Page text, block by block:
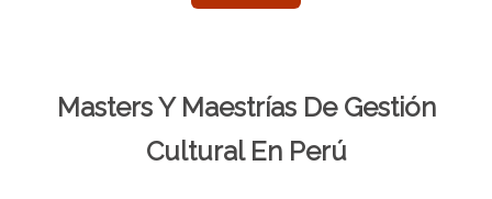
Masters Y Maestrías De Gestión
Cultural En Perú